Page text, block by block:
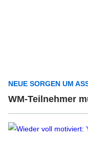
NEUE SORGEN UM
WM-Teilnehmer